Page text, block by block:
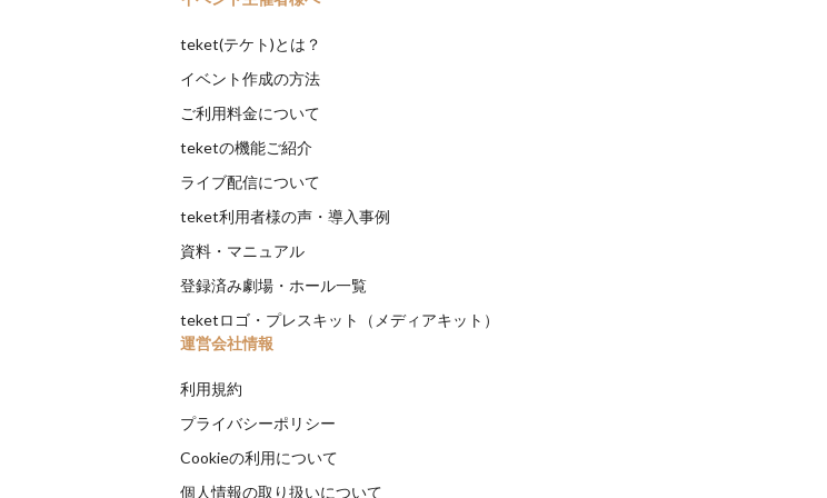
teket(テケト)とは？
イベント作成の方法
ご利用料金について
teketの機能ご紹介
ライブ配信について
teket利用者様の声・導入事例
資料・マニュアル
登録済み劇場・ホール一覧
teketロゴ・プレスキット（メディアキット）
運営会社情報
利用規約
プライバシーポリシー
Cookieの利用について
個人情報の取り扱いについて